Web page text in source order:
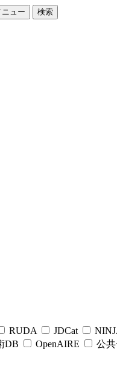
ニュー 検索
RUDA JDCat
DB OpenAIRE 公